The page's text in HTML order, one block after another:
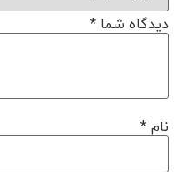
دیدگاه شما *
نام*